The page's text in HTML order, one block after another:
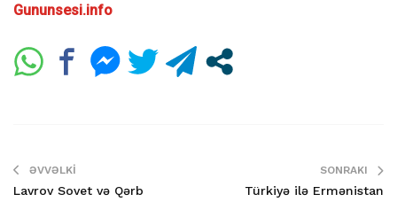
Gununsesi.info
ƏVVƏLKI
Lavrov Sovet və Qərb
SONRAKI
Türkiyə ilə Ermənistan